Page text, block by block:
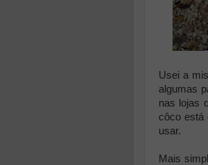
Usei a
algumas
nas lojas
côco está
usar.
Mais